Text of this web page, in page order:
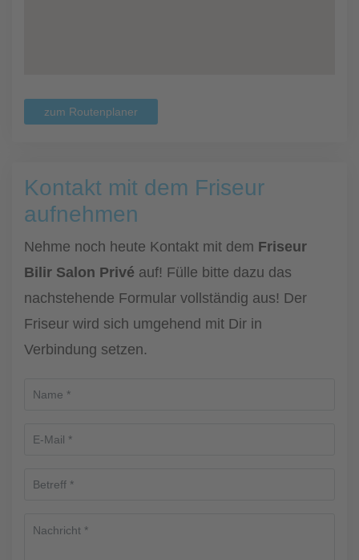
zum Routenplaner
Kontakt mit dem Friseur
aufnehmen
Nehme noch heute Kontakt mit dem Friseur
Bilir Salon Privé auf! Fülle bitte dazu das
nachstehende Formular vollständig aus! Der
Friseur wird sich umgehend mit Dir in
Verbindung setzen.